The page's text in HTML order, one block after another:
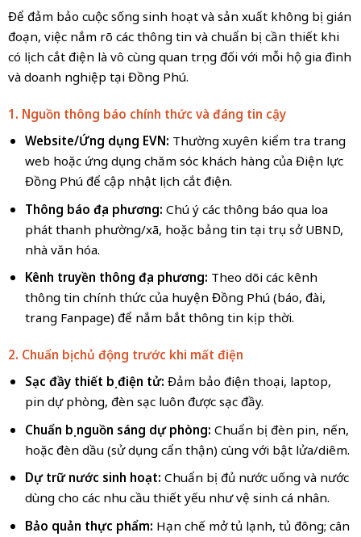
Để đảm bảo cuộc sống sinh hoạt và sản xuất không bị gián
đoạn, việc nắm rõ các thông tin và chuẩn bị cần thiết khi
có lịch cắt điện là vô cùng quan trọng đối với mỗi hộ gia đình
và doanh nghiệp tại Đồng Phú.
1. Nguồn thông báo chính thức và đáng tin cậy
Website/Ứng dụng EVN: Thường xuyên kiểm tra trang
web hoặc ứng dụng chăm sóc khách hàng của Điện lực
Đồng Phú để cập nhật lịch cắt điện.
Thông báo địa phương: Chú ý các thông báo qua loa
phát thanh phường/xã, hoặc bảng tin tại trụ sở UBND,
nhà văn hóa.
Kênh truyền thông địa phương: Theo dõi các kênh
thông tin chính thức của huyện Đồng Phú (báo, đài,
trang Fanpage) để nắm bắt thông tin kịp thời.
2. Chuẩn bị chủ động trước khi mất điện
Sạc đầy thiết bị điện tử: Đảm bảo điện thoại, laptop,
pin dự phòng, đèn sạc luôn được sạc đầy.
Chuẩn bị nguồn sáng dự phòng: Chuẩn bị đèn pin, nến,
hoặc đèn dầu (sử dụng cẩn thận) cùng với bật lửa/diêm.
Dự trữ nước sinh hoạt: Chuẩn bị đủ nước uống và nước
dùng cho các nhu cầu thiết yếu như vệ sinh cá nhân.
Bảo quản thực phẩm: Hạn chế mở tủ lạnh, tủ đông; cân